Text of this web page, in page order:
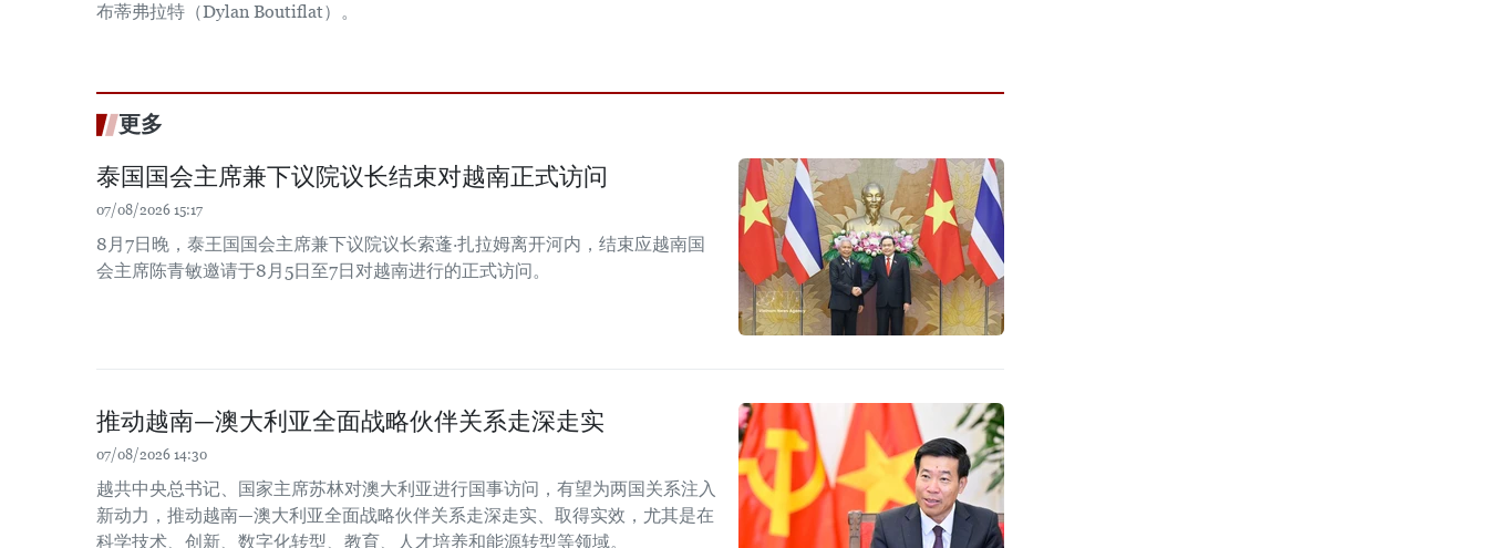
布蒂弗拉特（Dylan Boutiflat）。
更多
泰国国会主席兼下议院议长结束对越南正式访问
07/08/2026 15:17
8月7日晚，泰王国国会主席兼下议院议长索蓬·扎拉姆离开河内，结束应越南国
会主席陈青敏邀请于8月5日至7日对越南进行的正式访问。
推动越南—澳大利亚全面战略伙伴关系走深走实
07/08/2026 14:30
越共中央总书记、国家主席苏林对澳大利亚进行国事访问，有望为两国关系注入
新动力，推动越南—澳大利亚全面战略伙伴关系走深走实、取得实效，尤其是在
科学技术、创新、数字化转型、教育、人才培养和能源转型等领域。